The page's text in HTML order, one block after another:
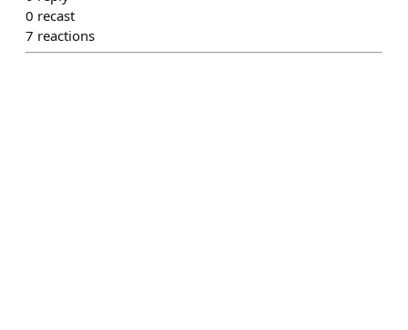
0 recast
7 reactions